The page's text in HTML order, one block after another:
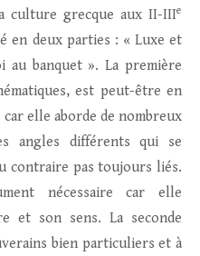
culture grecque aux II-IIIe
en deux parties : « Luxe et
banquet ». La première
est peut-être en
elle aborde de nombreux
angles différents qui se
contraire pas toujours liés.
nécessaire car elle
et son sens. La seconde
bien particuliers et à